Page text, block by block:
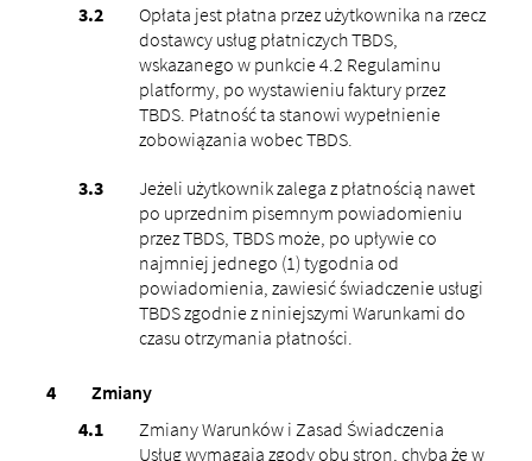
Opłata jest płatna przez użytkownika na rzecz
dostawcy usług płatniczych TBDS,
wskazanego w punkcie 4.2 Regulaminu
platformy, po wystawieniu faktury przez
TBDS. Płatność ta stanowi wypełnienie
zobowiązania wobec TBDS.
Jeżeli użytkownik zalega z płatnością nawet
po uprzednim pisemnym powiadomieniu
przez TBDS, TBDS może, po upływie co
najmniej jednego (1) tygodnia od
powiadomienia, zawiesić świadczenie usługi
TBDS zgodnie z niniejszymi Warunkami do
czasu otrzymania płatności.
Zmiany
Zmiany Warunków i Zasad Świadczenia
Usług wymagają zgody obu stron, chyba że w